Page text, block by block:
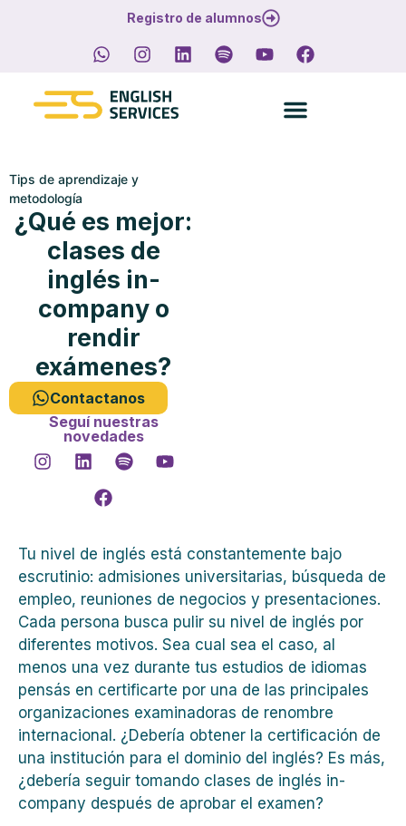
Registro de alumnos
Tips de aprendizaje y
metodología
¿Qué es mejor:
clases de
inglés in-
company o
rendir
exámenes?
Contactanos
Seguí nuestras
novedades
Tu nivel de inglés está constantemente bajo
escrutinio: admisiones universitarias, búsqueda de
empleo, reuniones de negocios y presentaciones.
Cada persona busca pulir su nivel de inglés por
diferentes motivos. Sea cual sea el caso, al
menos una vez durante tus estudios de idiomas
pensás en certificarte por una de las principales
organizaciones examinadoras de renombre
internacional. ¿Debería obtener la certificación de
una institución para el dominio del inglés? Es más,
¿debería seguir tomando clases de inglés in-
company después de aprobar el examen?